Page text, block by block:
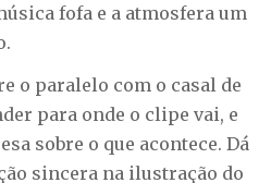
fofa e a atmosfera um
o paralelo com o casal de
para onde o clipe vai, e
sobre o que acontece. Dá
sincera na ilustração do